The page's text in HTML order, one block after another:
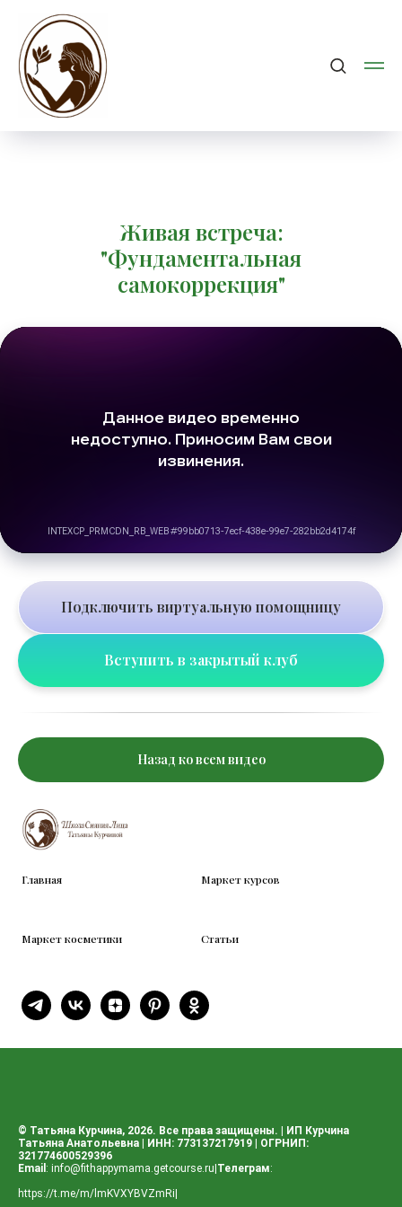
Живая встреча:
"Фундаментальная
самокоррекция"
Подключить виртуальную помощницу
Вступить в закрытый клуб
Назад ко всем видео
Главная Маркет курсов
Маркет косметики Статьи
© Татьяна Курчина, 2026. Все права защищены. | ИП Курчина
Татьяна Анатольевна | ИНН: 773137217919 | ОГРНИП:
321774600529396
Email : info@fithappymama.getcourse.ru|Телеграм:
https://t.me/m/lmKVXYBVZmRi|